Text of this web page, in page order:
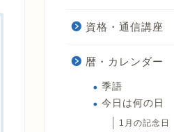
資格・通信講座
暦・カレンダー
季語
今日は何の日
1月の記念日